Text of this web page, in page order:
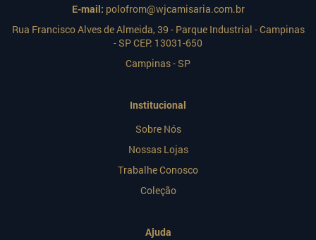
E-mail: polofrom@wjcamisaria.com.br
Rua Francisco Alves de Almeida, 39 - Parque Industrial - Campinas
- SP CEP: 13031-650
Campinas - SP
Institucional
Sobre Nós
Nossas Lojas
Trabalhe Conosco
Coleção
Ajuda